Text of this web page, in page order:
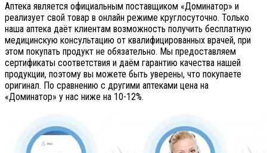
Аптека является официальным поставщиком «Доминатор» и
реализует свой товар в онлайн режиме круглосуточно. Только
наша аптека даёт клиентам возможность получить бесплатную
медицинскую консультацию от квалифицированных врачей, при
этом покупать продукт не обязательно. Мы предоставляем
сертификаты соответствия и даём гарантию качества нашей
продукции, поэтому вы можете быть уверены, что покупаете
оригинал. По сравнению с другими аптеками цена на
«Доминатор» у нас ниже на 10-12%.